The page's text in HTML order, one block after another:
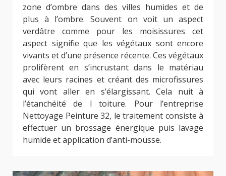
zone d’ombre dans des villes humides et de
plus à l’ombre. Souvent on voit un aspect
verdâtre comme pour les moisissures cet
aspect signifie que les végétaux sont encore
vivants et d’une présence récente. Ces végétaux
prolifèrent en s’incrustant dans le matériau
avec leurs racines et créant des microfissures
qui vont aller en s’élargissant. Cela nuit à
l’étanchéité de l toiture. Pour l’entreprise
Nettoyage Peinture 32, le traitement consiste à
effectuer un brossage énergique puis lavage
humide et application d’anti-mousse.